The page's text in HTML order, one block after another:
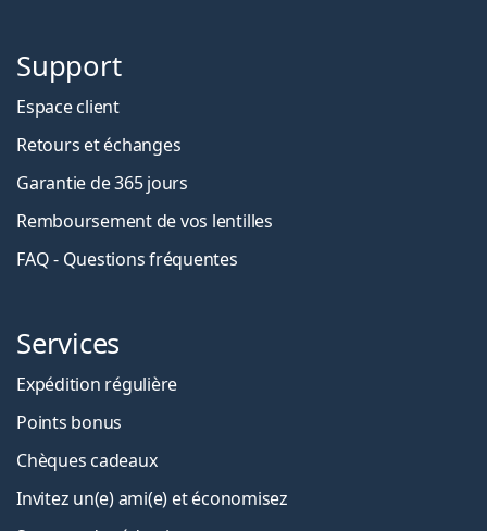
Support
Espace client
Retours et échanges
Garantie de 365 jours
Remboursement de vos lentilles
FAQ - Questions fréquentes
Services
Expédition régulière
Points bonus
Chèques cadeaux
Invitez un(e) ami(e) et économisez